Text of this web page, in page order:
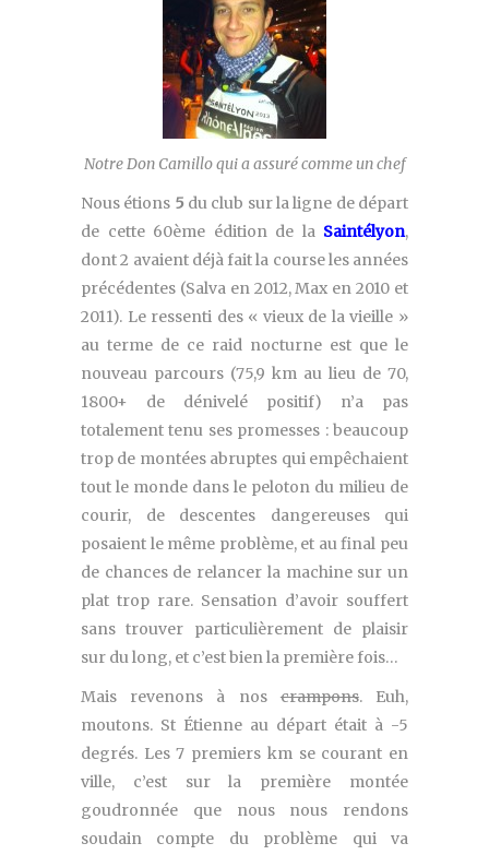
Notre Don Camillo qui a assuré comme un chef
Nous étions 5du club sur la ligne de départ
de cette 60ème édition de la Saintélyon,
dont 2 avaient déjà fait la course les années
précédentes (Salva en 2012, Max en 2010 et
2011). Le ressenti des « vieux de la vieille »
au terme de ce raid nocturne est que le
nouveau parcours (75,9 km au lieu de 70,
1800+ de dénivelé positif) n’a pas
totalement tenu ses promesses : beaucoup
trop de montées abruptes qui empêchaient
tout le monde dans le peloton du milieu de
courir, de descentes dangereuses qui
posaient le même problème, et au final peu
de chances de relancer la machine sur un
plat trop rare. Sensation d’avoir souffert
sans trouver particulièrement de plaisir
sur du long, et c’est bien la première fois…
Mais revenons à nos crampons. Euh,
moutons. St Étienne au départ était à -5
degrés. Les 7 premiers km se courant en
ville, c’est sur la première montée
goudronnée que nous nous rendons
soudain compte du problème qui va